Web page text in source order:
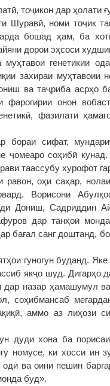
тоҷикон дар ҳолати
Шуравӣ, номи тоҷик
бошад ҳам, ба
дорои эҳсоси
генетикии
захираи муҳтавоии
ва таҷриба асрҳо
фарогирии онон
фазилати
бораи сифат,
ҷомеаро соҳибӣ
таассубу хурофот
оҳи саҳар,
Ворисони
Дониш, Садриддин
дар танҳоӣ
бағал санг доштанд,
гуногун буданд.
якҷо шуд. Дигарҳо
дар назар ҳамашумул
соҳибмансаб
аммо аз лиҳози
дуди хона ба
номусе, ки хосси ин
ва оини пешин
буд».